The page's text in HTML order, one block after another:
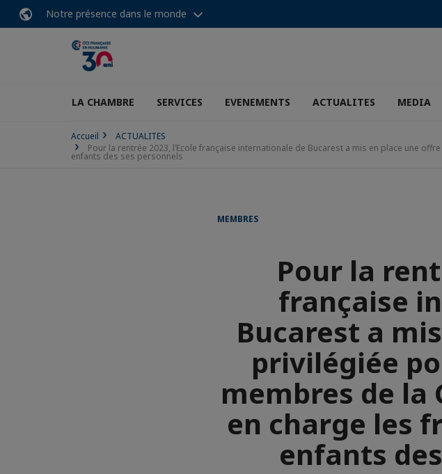
Notre présence dans le monde
LA CHAMBRE SERVICES EVENEMENTS ACTUALITES MEDIA
Accueil
ACTUALITES
Pour la rentrée 2023, l’Ecole française internationale de Bucarest a mis en place une
enfants des ses personnels
MEMBRES
Pour la
française
Bucarest a
privilégiée
membres de la
en charge les
enfants